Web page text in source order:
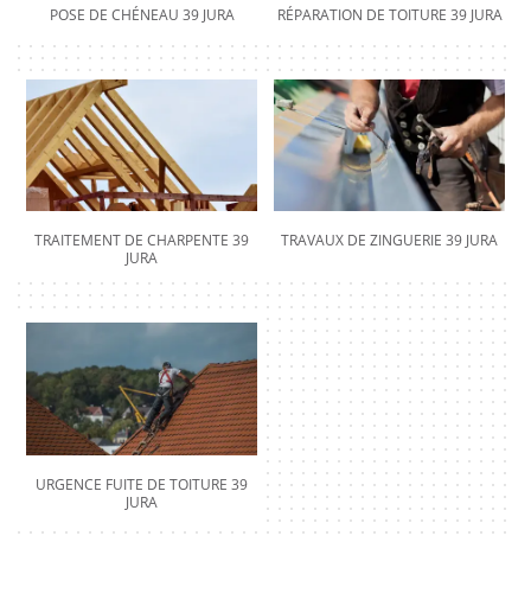
POSE DE CHÉNEAU 39 JURA RÉPARATION DE TOITURE 39 JURA
TRAITEMENT DE CHARPENTE 39
JURA
TRAVAUX DE ZINGUERIE 39 JURA
URGENCE FUITE DE TOITURE 39
JURA